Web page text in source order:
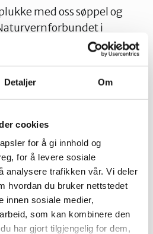
Detaljer Om
cookies
for å gi innhold og
for å levere sosiale
analysere trafikken vår. Vi deler
hvordan du bruker nettstedet
innen sosiale medier,
som kan kombinere den
har gjort tilgjengelig for dem,
med oss søppel og
i
som vi kan samle
For å kome til Soleide køyrer
ein parkeringsplass.
mellom Anne
i Sunnfjord
bibliotek, og er eit ledd